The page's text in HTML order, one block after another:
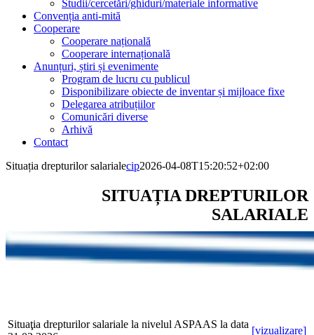
Studii/cercetări/ghiduri/materiale informative
Convenția anti-mită
Cooperare
Cooperare națională
Cooperare internațională
Anunțuri, știri și evenimente
Program de lucru cu publicul
Disponibilizare obiecte de inventar și mijloace fixe
Delegarea atribuțiilor
Comunicări diverse
Arhivă
Contact
Situația drepturilor salarialecip2026-04-08T15:20:52+02:00
SITUAȚIA DREPTURILOR
SALARIALE
Situaţia drepturilor salariale la nivelul ASPAAS la data
[vizualizare]